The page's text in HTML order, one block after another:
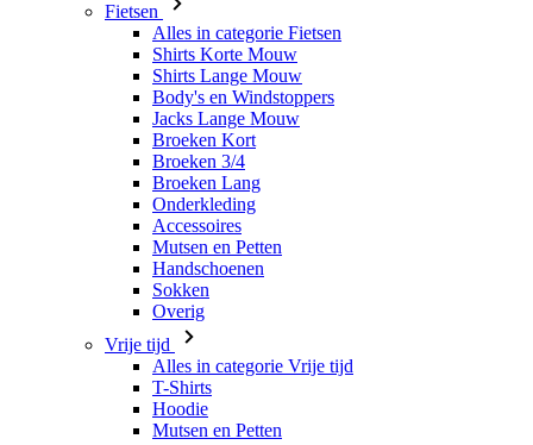
Fietsen
Alles in categorie Fietsen
Shirts Korte Mouw
Shirts Lange Mouw
Body's en Windstoppers
Jacks Lange Mouw
Broeken Kort
Broeken 3/4
Broeken Lang
Onderkleding
Accessoires
Mutsen en Petten
Handschoenen
Sokken
Overig
Vrije tijd
Alles in categorie Vrije tijd
T-Shirts
Hoodie
Mutsen en Petten